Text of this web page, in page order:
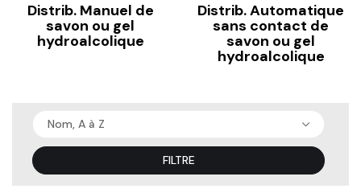
Distrib. Manuel de
savon ou gel
hydroalcolique
Distrib. Automatique
sans contact de
savon ou gel
hydroalcolique
Nom, A à Z
FILTRE